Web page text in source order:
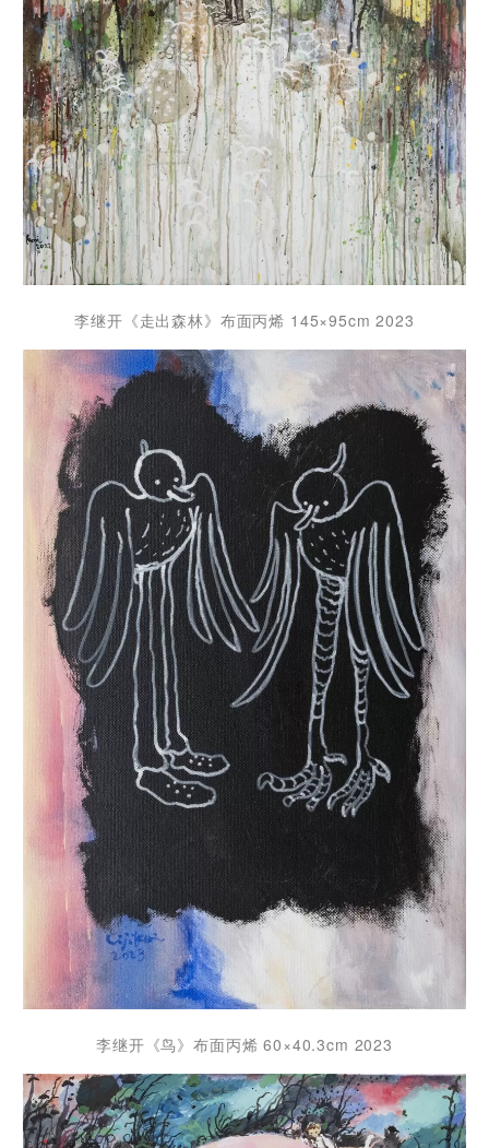
李继开《走出森林》布面丙烯 145×95cm 2023
李继开《鸟》布面丙烯 60×40.3cm 2023